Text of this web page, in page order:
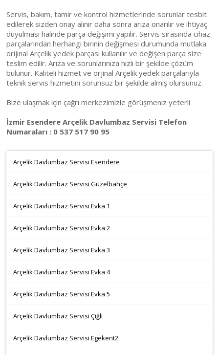
Servis, bakım, tamir ve kontrol hizmetlerinde sorunlar tesbit
edilerek sizden onay alınır daha sonra arıza onarılır ve ihtiyaç
duyulması halinde parça değişimi yapılır. Servis sırasında cihaz
parçalarından herhangi birinin değişmesi durumunda mutlaka
orijinal Arçelik yedek parçası kullanılır ve değişen parça size
teslim edilir. Arıza ve sorunlarınıza hızlı bir şekilde çözüm
bulunur. Kaliteli hizmet ve orjinal Arçelik yedek parçalarıyla
teknik servis hizmetini sorunsuz bir şekilde almış olursunuz.
Bize ulaşmak için çağrı merkezimizle görüşmeniz yeterli
İzmir Esendere Arçelik Davlumbaz Servisi Telefon
Numaraları : 0 537 517 90 95
Arçelik Davlumbaz Servisi Esendere
Arçelik Davlumbaz Servisi Güzelbahçe
Arçelik Davlumbaz Servisi Evka 1
Arçelik Davlumbaz Servisi Evka 2
Arçelik Davlumbaz Servisi Evka 3
Arçelik Davlumbaz Servisi Evka 4
Arçelik Davlumbaz Servisi Evka 5
Arçelik Davlumbaz Servisi Çiğli
Arçelik Davlumbaz Servisi Egekent2